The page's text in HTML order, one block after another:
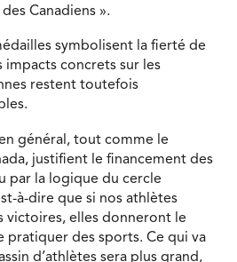
Canadiens ».
symbolisent la fierté de
concrets sur les
restent toutefois
général, tout comme le
justifient le financement des
par la logique du cercle
à-dire que si nos athlètes
victoires, elles donneront le
pratiquer des sports. Ce qui va
d’athlètes sera plus grand,